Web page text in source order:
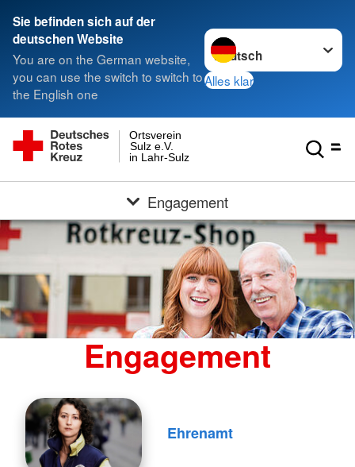
Sie befinden sich auf der
deutschen Website
You are on the German website,
you can use the switch to switch to
the English one
Sprache wechseln zu
Alles klar
in Lahr-Sulz
Sulz e.V.
Ortsverein
Engagement
Engagement
Ehrenamt